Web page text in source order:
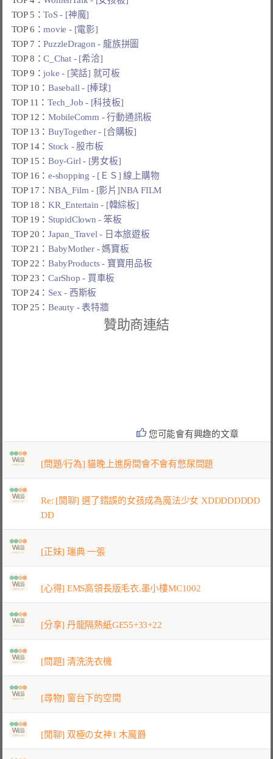
TOP 5：ToS - [神魔]
TOP 6：movie - [電影]
TOP 7：PuzzleDragon - 龍族拼圖
TOP 8：C_Chat - [希洽]
TOP 9：joke - [笑話] 就可板
TOP 10：Baseball - [棒球]
TOP 11：Tech_Job - [科技板]
TOP 12：MobileComm - 行動通訊板
TOP 13：BuyTogether - [合購板]
TOP 14： Stock - 股市板
TOP 15：Boy-Girl - [男女板]
TOP 16：e-shopping - [ＥＳ] 線上購物
TOP 17：NBA_Film - [影片]NBA FILM
TOP 18：KR_Entertain - [韓綜板]
TOP 19： StupidClown - 笨板
TOP 20：Japan_Travel - 日本旅遊板
TOP 21：BabyMother - 媽寶板
TOP 22：BabyProducts - 寶寶用品板
TOP 23：CarShop - 買車板
TOP 24： Sex - 西斯板
TOP 25：Beauty - 表特牆
贊助商連結
您可能會有興趣的文章
[問題/行為] 貓晚上進房間會不會有憋尿問題
Re: [閒聊] 選了錯誤的女孩成為魔法少女 XDDDDDDDD
DD
[正妹] 瑞典 一張
[心得] EMS高領長版毛衣.墨小樓MC1002
[分享] 丹龍隔熱紙GE55+33+22
[問題] 清洗洗衣機
[尋物] 窗台下的空間
[閒聊] 双極の女神1 木魔爵